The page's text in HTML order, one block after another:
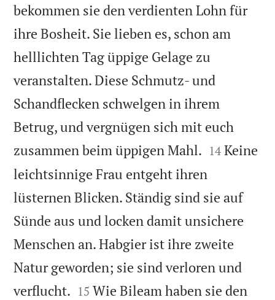
bekommen sie den verdienten Lohn für
ihre Bosheit. Sie lieben es, schon am
helllichten Tag üppige Gelage zu
veranstalten. Diese Schmutz- und
Schandflecken schwelgen in ihrem
Betrug, und vergnügen sich mit euch
zusammen beim üppigen Mahl. 

14 Keine
leichtsinnige Frau entgeht ihren
lüsternen Blicken. Ständig sind sie auf
Sünde aus und locken damit unsichere
Menschen an. Habgier ist ihre zweite
Natur geworden; sie sind verloren und
verflucht. 

15 Wie Bileam haben sie den